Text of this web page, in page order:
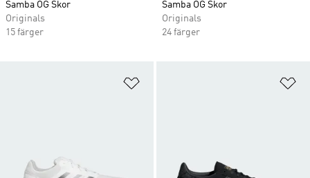
Samba OG Skor
Originals
15 färger
Samba OG Skor
Originals
24 färger